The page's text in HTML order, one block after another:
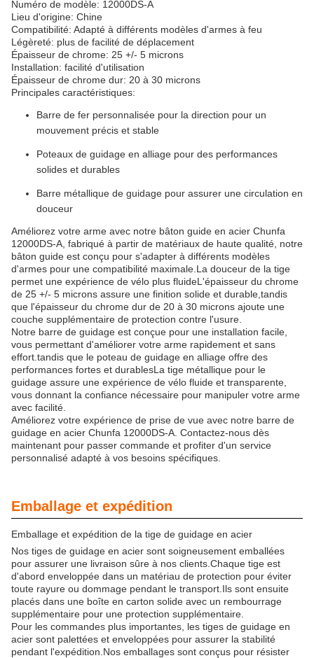
Numéro de modèle: 12000DS-A
Lieu d'origine: Chine
Compatibilité: Adapté à différents modèles d'armes à feu
Légèreté: plus de facilité de déplacement
Épaisseur de chrome: 25 +/- 5 microns
Installation: facilité d'utilisation
Épaisseur de chrome dur: 20 à 30 microns
Principales caractéristiques:
Barre de fer personnalisée pour la direction pour un
mouvement précis et stable
Poteaux de guidage en alliage pour des performances
solides et durables
Barre métallique de guidage pour assurer une circulation en
douceur
Améliorez votre arme avec notre bâton guide en acier Chunfa
12000DS-A, fabriqué à partir de matériaux de haute qualité, notre
bâton guide est conçu pour s'adapter à différents modèles
d'armes pour une compatibilité maximale.La douceur de la tige
permet une expérience de vélo plus fluideL'épaisseur du chrome
de 25 +/- 5 microns assure une finition solide et durable,tandis
que l'épaisseur du chrome dur de 20 à 30 microns ajoute une
couche supplémentaire de protection contre l'usure.
Notre barre de guidage est conçue pour une installation facile,
vous permettant d'améliorer votre arme rapidement et sans
effort.tandis que le poteau de guidage en alliage offre des
performances fortes et durablesLa tige métallique pour le
guidage assure une expérience de vélo fluide et transparente,
vous donnant la confiance nécessaire pour manipuler votre arme
avec facilité.
Améliorez votre expérience de prise de vue avec notre barre de
guidage en acier Chunfa 12000DS-A. Contactez-nous dès
maintenant pour passer commande et profiter d'un service
personnalisé adapté à vos besoins spécifiques.
Emballage et expédition
Emballage et expédition de la tige de guidage en acier
Nos tiges de guidage en acier sont soigneusement emballées
pour assurer une livraison sûre à nos clients.Chaque tige est
d'abord enveloppée dans un matériau de protection pour éviter
toute rayure ou dommage pendant le transport.Ils sont ensuite
placés dans une boîte en carton solide avec un rembourrage
supplémentaire pour une protection supplémentaire.
Pour les commandes plus importantes, les tiges de guidage en
acier sont palettées et enveloppées pour assurer la stabilité
pendant l'expédition.Nos emballages sont conçus pour résister